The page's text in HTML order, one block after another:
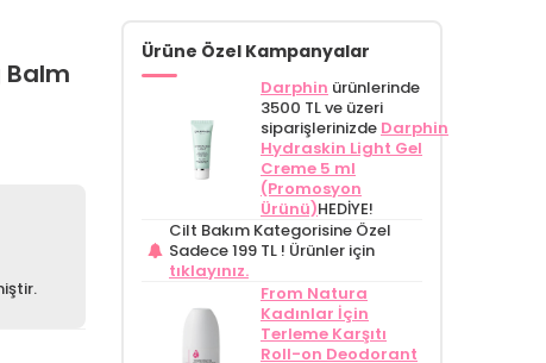
Balm
Ürüne Özel Kampanyalar
Darphin ürünlerinde
3500 TL ve üzeri
siparişlerinizde Darphin
Hydraskin Light Gel
Creme 5 ml
(Promosyon
Ürünü)HEDİYE!
Cilt Bakım Kategorisine Özel
Sadece 199 TL ! Ürünler için
tıklayınız.
From Natura
Kadınlar İçin
Terleme Karşıtı
Roll-on Deodorant